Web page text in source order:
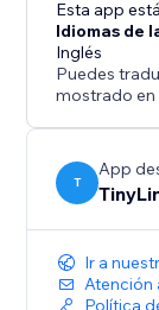
Esta app
Idiomas de
Inglés
Puedes
mostrado en
T
App
Ir a
Atención
Política